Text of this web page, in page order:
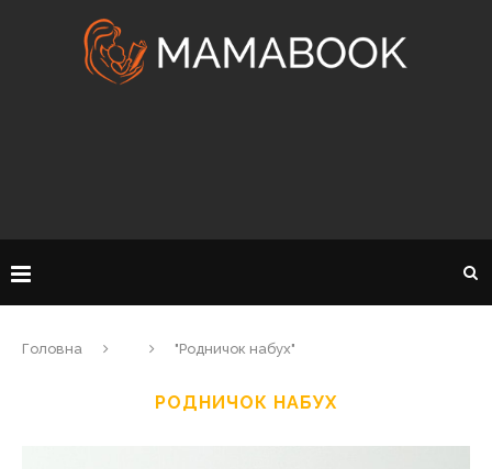
Головна "Родничок набух"
РОДНИЧОК НАБУХ